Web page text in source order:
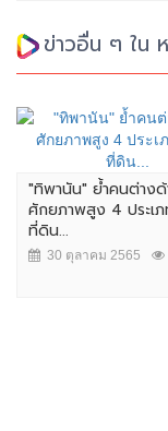
ข่าวอื่น ๆ ใน
"ทิพานัน" ย้ำคนต่าง
ศักยภาพสูง 4 ประเ
ที่ดิน...
30 ตุลาคม 2565